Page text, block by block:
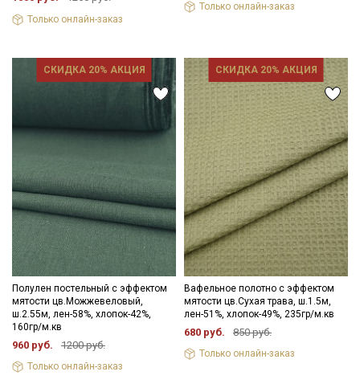
Только онлайн-заказ
Только онлайн-заказ
СКИДКА 20% АКЦИЯ
Полулен постельный с эффектом
мятости цв.Можжевеловый,
ш.2.55м, лен-58%, хлопок-42%,
160гр/м.кв
960 руб. 1200 руб.
Только онлайн-заказ
СКИДКА 20% АКЦИЯ
Вафельное полотно с эффектом
мятости цв.Сухая трава, ш.1.5м,
лен-51%, хлопок-49%, 235гр/м.кв
680 руб. 850 руб.
Только онлайн-заказ
Электронная почта
Подписаться
Ознакомлен(а) сПолитикой обработки персональных
Согласие на обработку персональных
ДаюСогласие на получение рекламных и
информационных рассылок